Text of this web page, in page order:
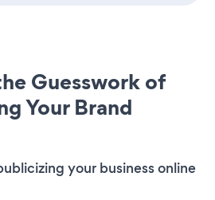
Guesswork of
Your Brand
your business online